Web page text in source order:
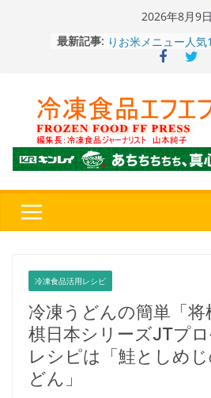
2026年8月9日
最新記事: 冷凍ワンプレート
から新ブランド『ニ
ストアで作者にご挨
うこ～こ～”を知る
「CHEESE
定さわやかフレーバ
WONDER YELLOW
４歩
冷凍食品活用レシピ
冷凍うどんの簡単「
棋日本シリーズJTプ
レシピは「鮭としめ
どん」